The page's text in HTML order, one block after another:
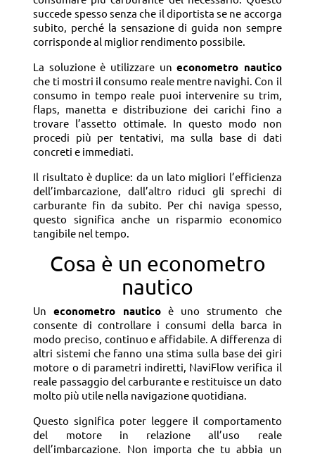
succede spesso senza che il diportista se ne accorga
subito, perché la sensazione di guida non sempre
corrisponde al miglior rendimento possibile.
La soluzione è utilizzare uneconometro nautico
che ti mostri il consumo reale mentre navighi. Con il
consumo in tempo reale puoi intervenire su trim,
flaps, manetta e distribuzione dei carichi fino a
trovare l’assetto ottimale. In questo modo non
procedi più per tentativi, ma sulla base di dati
concreti e immediati.
Il risultato è duplice: da un lato migliori l’efficienza
dell’imbarcazione, dall’altro riduci gli sprechi di
carburante fin da subito. Per chi naviga spesso,
questo significa anche un risparmio economico
tangibile nel tempo.
Cosa è un econometro
nautico
Uneconometro nautico è uno strumento che
consente di controllare i consumi della barca in
modo preciso, continuo e affidabile. A differenza di
altri sistemi che fanno una stima sulla base dei giri
motore o di parametri indiretti, NaviFlow verifica il
reale passaggio del carburante e restituisce un dato
molto più utile nella navigazione quotidiana.
Questo significa poter leggere il comportamento
del motore in relazione all’uso reale
dell’imbarcazione. Non importa che tu abbia un